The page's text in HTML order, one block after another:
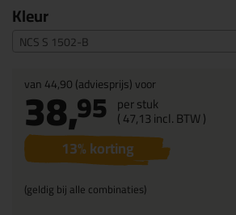
Kleur
NCS S 1502-B
van44,90(adviesprijs) voor
38,95 per stuk
(47,13incl. BTW )
13% korting
(geldig bij alle combinaties)